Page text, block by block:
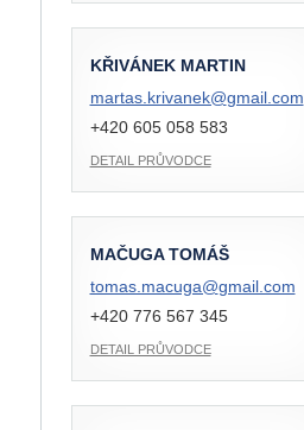
KŘIVÁNEK MARTIN
martas.krivanek@gmail.com
+420 605 058 583
DETAIL PRŮVODCE
MAČUGA TOMÁŠ
tomas.macuga@gmail.com
+420 776 567 345
DETAIL PRŮVODCE